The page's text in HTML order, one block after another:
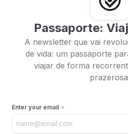
Passaporte:
A newsletter que vai
de vida: um passaporte
viajar de forma
Enter your email